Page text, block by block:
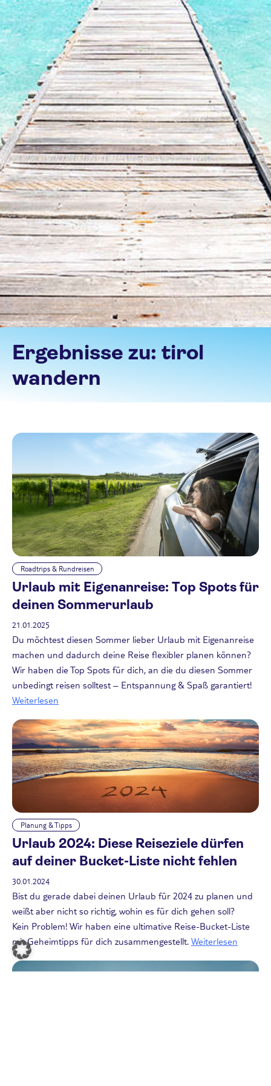
Ergebnisse zu: tirol
wandern
Roadtrips & Rundreisen
Urlaub mit Eigenanreise: Top Spots für
deinen Sommerurlaub
21.01.2025
Du möchtest diesen Sommer lieber Urlaub mit Eigenanreise
machen und dadurch deine Reise flexibler planen können?
Wir haben die Top Spots für dich, an die du diesen Sommer
unbedingt reisen solltest – Entspannung & Spaß garantiert!
Weiterlesen
Planung & Tipps
Urlaub 2024: Diese Reiseziele dürfen
auf deiner Bucket-Liste nicht fehlen
30.01.2024
Bist du gerade dabei deinen Urlaub für 2024 zu planen und
weißt aber nicht so richtig, wohin es für dich gehen soll?
Kein Problem! Wir haben eine ultimative Reise-Bucket-Liste
mit Geheimtipps für dich zusammengestellt. Weiterlesen